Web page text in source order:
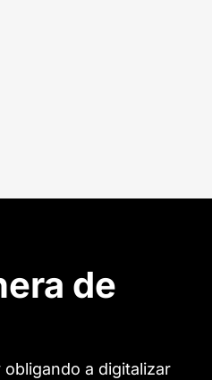
de
a digitalizar